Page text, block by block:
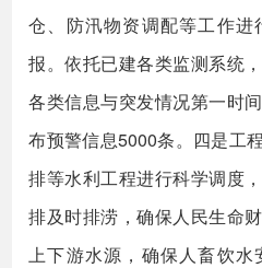
仓、防汛物资调配等工作
报。依托已建各类监测系统
各类信息与突发情况第一时
布预警信息5000条。四是工
排等水利工程进行科学调度
排及时排涝，确保人民生命
上下游水源，确保人畜饮